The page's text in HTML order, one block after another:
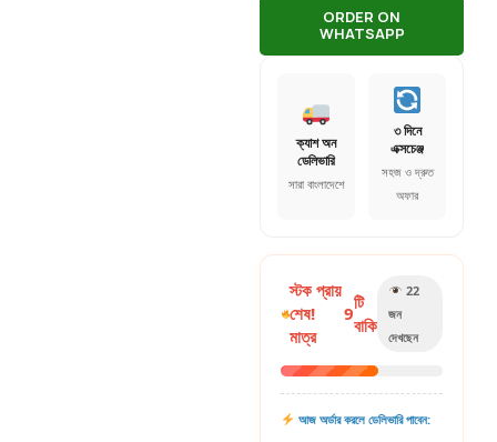
ORDER ON
WHATSAPP
ক্যাশ অন
ডেলিভারি
সারা বাংলাদেশে
৩ দিনে
এক্সচেঞ্জ
সহজ ও দ্রুত
অফার
স্টক প্রায়
শেষ!
মাত্র
9
টি
বাকি
22
জন
দেখছেন
আজ অর্ডার করলে ডেলিভারি পাবেন: